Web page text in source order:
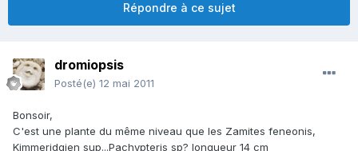
Répondre à ce sujet
dromiopsis
Posté(e) 12 mai 2011
Bonsoir,
C'est une plante du même niveau que les Zamites feneonis,
Kimmeridgien sup...Pachypteris sp? longueur 14 cm